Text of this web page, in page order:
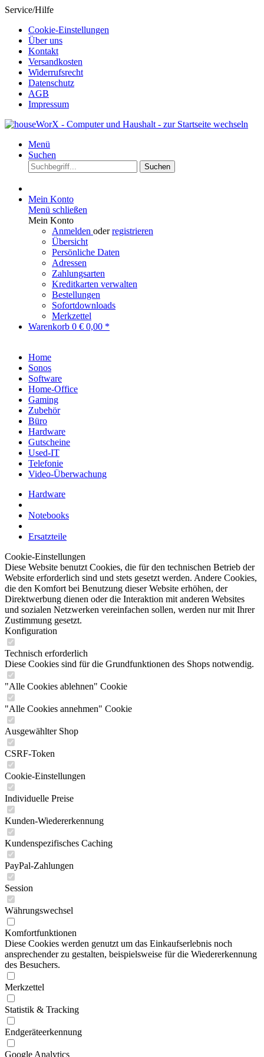
Service/Hilfe
Cookie-Einstellungen
Über uns
Kontakt
Versandkosten
Widerrufsrecht
Datenschutz
AGB
Impressum
Menü
Suchen
Suchen
Mein Konto
Menü schließen
Mein Konto
Anmelden oderregistrieren
Übersicht
Persönliche Daten
Adressen
Zahlungsarten
Kreditkarten verwalten
Bestellungen
Sofortdownloads
Merkzettel
Warenkorb 0 € 0,00 *
Home
Sonos
Software
Home-Office
Gaming
Zubehör
Büro
Hardware
Gutscheine
Used-IT
Telefonie
Video-Überwachung
Hardware
Notebooks
Ersatzteile
Cookie-Einstellungen
Diese Website benutzt Cookies, die für den technischen Betrieb der
Website erforderlich sind und stets gesetzt werden. Andere Cookies,
die den Komfort bei Benutzung dieser Website erhöhen, der
Direktwerbung dienen oder die Interaktion mit anderen Websites
und sozialen Netzwerken vereinfachen sollen, werden nur mit Ihrer
Zustimmung gesetzt.
Konfiguration
Technisch erforderlich
Diese Cookies sind für die Grundfunktionen des Shops notwendig.
"Alle Cookies ablehnen" Cookie
"Alle Cookies annehmen" Cookie
Ausgewählter Shop
CSRF-Token
Cookie-Einstellungen
Individuelle Preise
Kunden-Wiedererkennung
Kundenspezifisches Caching
PayPal-Zahlungen
Session
Währungswechsel
Komfortfunktionen
Diese Cookies werden genutzt um das Einkaufserlebnis noch
ansprechender zu gestalten, beispielsweise für die Wiedererkennung
des Besuchers.
Merkzettel
Statistik & Tracking
Endgeräteerkennung
Google Analytics